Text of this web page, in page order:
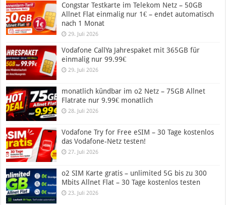
Congstar Testkarte im Telekom Netz – 50GB
Allnet Flat einmalig nur 1€ – endet automatisch
nach 1 Monat
29. Juli 2026
Vodafone CallYa Jahrespaket mit 365GB für
einmalig nur 99.99€
29. Juli 2026
monatlich kündbar im o2 Netz – 75GB Allnet
Flatrate nur 9.99€ monatlich
28. Juli 2026
Vodafone Try for Free eSIM – 30 Tage kostenlos
das Vodafone-Netz testen!
27. Juli 2026
o2 SIM Karte gratis – unlimited 5G bis zu 300
Mbits Allnet Flat – 30 Tage kostenlos testen
23. Juli 2026